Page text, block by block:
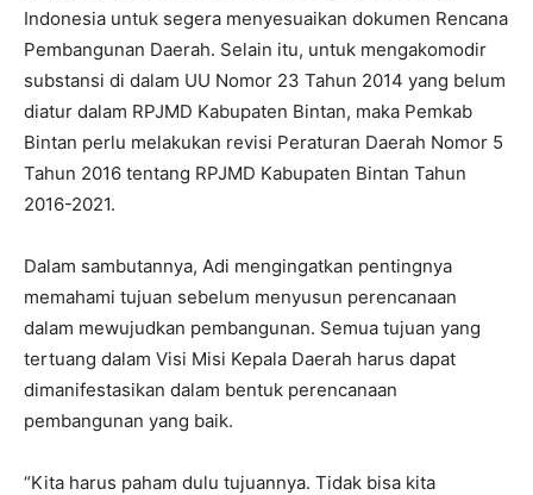
Indonesia untuk segera menyesuaikan dokumen Rencana
Pembangunan Daerah. Selain itu, untuk mengakomodir
substansi di dalam UU Nomor 23 Tahun 2014 yang belum
diatur dalam RPJMD Kabupaten Bintan, maka Pemkab
Bintan perlu melakukan revisi Peraturan Daerah Nomor 5
Tahun 2016 tentang RPJMD Kabupaten Bintan Tahun
2016-2021.
Dalam sambutannya, Adi mengingatkan pentingnya
memahami tujuan sebelum menyusun perencanaan
dalam mewujudkan pembangunan. Semua tujuan yang
tertuang dalam Visi Misi Kepala Daerah harus dapat
dimanifestasikan dalam bentuk perencanaan
pembangunan yang baik.
“Kita harus paham dulu tujuannya. Tidak bisa kita